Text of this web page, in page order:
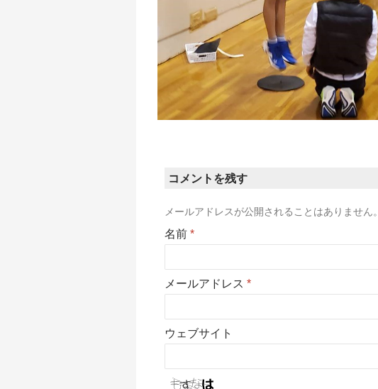
コメントを残す
メールアドレスが公開されることはありません。
名前 *
メールアドレス *
ウェブサイト